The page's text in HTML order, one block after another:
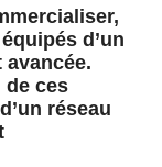
d’un
de ces
réseau